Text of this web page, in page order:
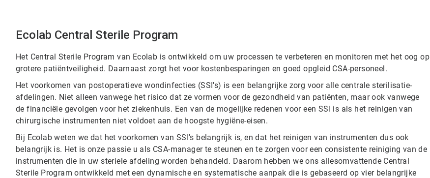
Ecolab Central Sterile Program
Het Central Sterile Program van Ecolab is ontwikkeld om uw processen te verbeteren en monitoren met het oog op
grotere patiëntveiligheid. Daarnaast zorgt het voor kostenbesparingen en goed opgleid CSA-personeel.
Het voorkomen van postoperatieve wondinfecties (SSI's) is een belangrijke zorg voor alle centrale sterilisatie-
afdelingen. Niet alleen vanwege het risico dat ze vormen voor de gezondheid van patiënten, maar ook vanwege
de financiële gevolgen voor het ziekenhuis. Een van de mogelijke redenen voor een SSI is als het reinigen van
chirurgische instrumenten niet voldoet aan de hoogste hygiëne-eisen.
Bij Ecolab weten we dat het voorkomen van SSI's belangrijk is, en dat het reinigen van instrumenten dus ook
belangrijk is. Het is onze passie u als CSA-manager te steunen en te zorgen voor een consistente reiniging van de
instrumenten die in uw steriele afdeling worden behandeld. Daarom hebben we ons allesomvattende Central
Sterile Program ontwikkeld met een dynamische en systematische aanpak die is gebaseerd op vier belangrijke